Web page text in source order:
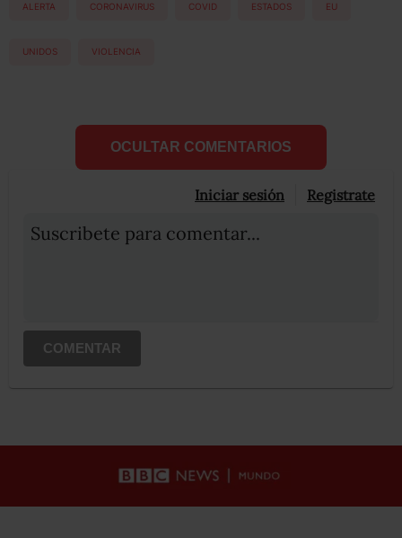
ALERTA CORONAVIRUS COVID ESTADOS EU
UNIDOS VIOLENCIA
OCULTAR COMENTARIOS
Iniciar sesión Registrate
Suscribete para comentar...
COMENTAR